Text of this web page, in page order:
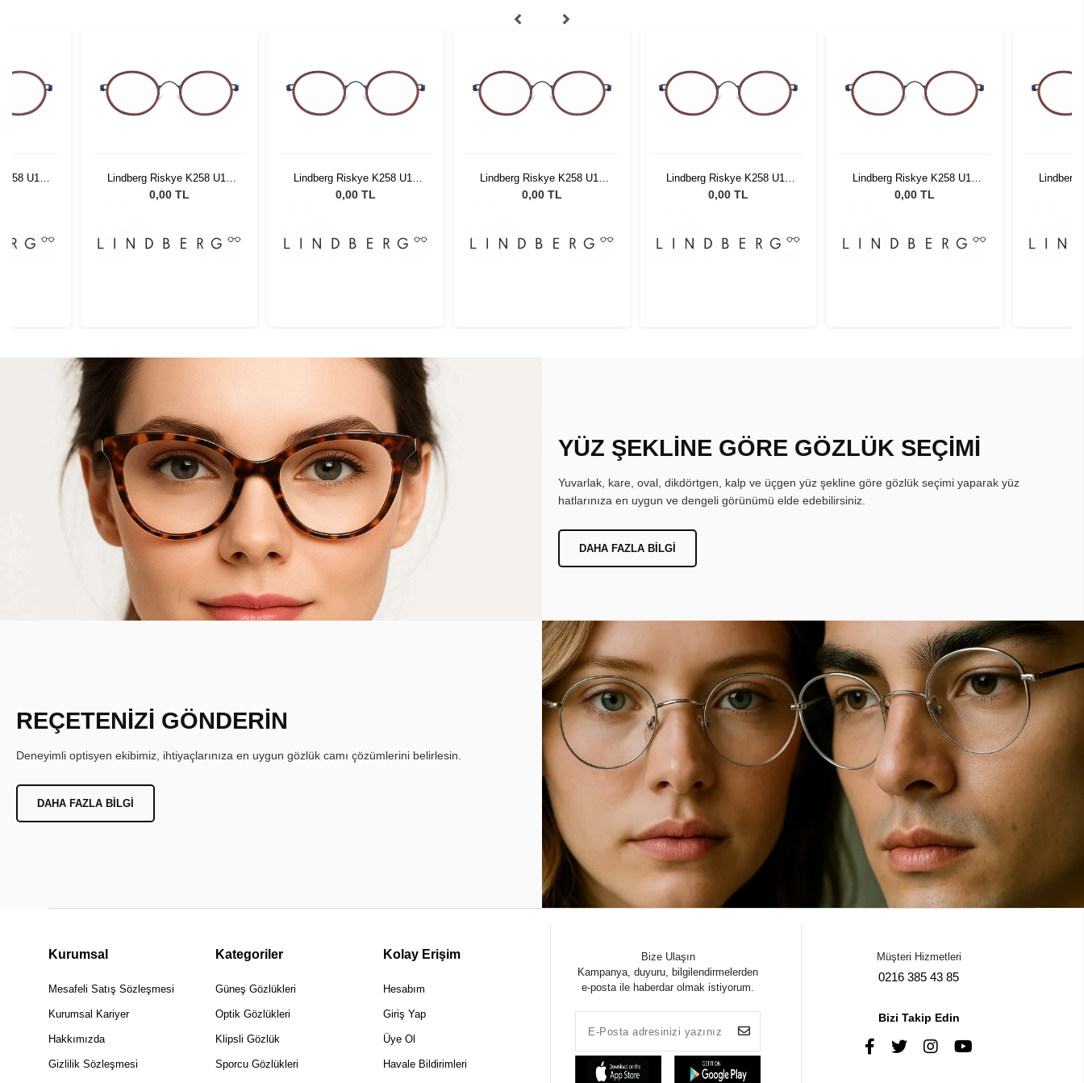
U13
Lindberg Riskye K258 U13
42 135
0,00 TL
Lindberg Riskye K258 U13
42 135
0,00 TL
Lindberg Riskye K258 U13
42 135
0,00 TL
Lindberg Riskye K258 U13
42 135
0,00 TL
Lindberg Riskye K258 U13
42 135
0,00 TL
YÜZ ŞEKLİNE GÖRE GÖZLÜK SEÇİMİ
Yuvarlak, kare, oval, dikdörtgen, kalp ve üçgen yüz şekline göre gözlük seçimi yaparak yüz
hatlarınıza en uygun ve dengeli görünümü elde edebilirsiniz.
DAHA FAZLA BILGI
REÇETENİZİ GÖNDERİN
Deneyimli optisyen ekibimiz, ihtiyaçlarınıza en uygun gözlük camı çözümlerini belirlesin.
DAHA FAZLA BILGI
Kurumsal
Mesafeli Satış Sözleşmesi
Kurumsal Kariyer
Hakkımızda
Gizlilik Sözleşmesi
Kategoriler
Güneş Gözlükleri
Optik Gözlükleri
Klipsli Gözlük
Sporcu Gözlükleri
Kolay Erişim
Hesabım
Giriş Yap
Üye Ol
Havale Bildirimleri
Bize Ulaşın
Kampanya, duyuru, bilgilendirmelerden
e-posta ile haberdar olmak istiyorum.
Müşteri Hizmetleri
0216 385 43 85
Bizi Takip Edin